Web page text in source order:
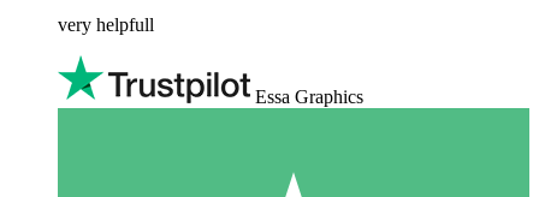
very helpfull
Essa Graphics